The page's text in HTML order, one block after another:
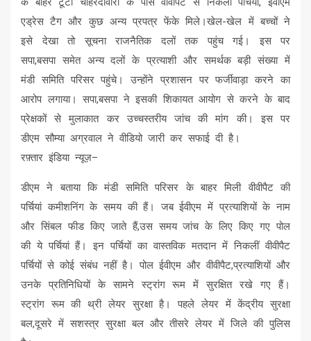
एड्रेस टैग और कुछ अन्‍य प्रपत्र फेंके मिले।खेल-खेल में बच्चों ने
इसे देखा तो सूचना राजनैतिक दलों तक पहुंच गई। इस पर
सपा,बसपा समेत अन्य दलों के प्रत्याशी और समर्थक बड़ी संख्या में
मंडी समिति परिसर पहुंचे। उन्‍होंने प्रशासन पर फर्जीवाड़ा करने का
आरोप लगाया। सपा,बसपा ने इसकी शिकायत आयोग से करने के बाद
प्रेक्षकों से मुलाकात कर उच्चस्तरीय जांच की मांग की। इस पर
डीएम सौम्या अग्रवाल ने वीडियो जारी कर सफाई दी है।
रफ़्तार इंडिया न्यूज़–
डीएम ने बताया कि मंडी समिति परिसर के बाहर मिली वीवीपैट की
पर्चियां कमीशनिंग के समय की हैं। जब ईवीएम में प्रत्याशियों के नाम
और सिंबल फीड किए जाते हैं,उस समय जांच के लिए किए गए पोल
की ये पर्चियां हैं। इन पर्चियों का वास्‍तविक मतदान में निकलीं वीवीपैट
पर्चियों से कोई संबंध नहीं है। पोल ईवीएम और वीवीपैट,प्रत्याशियों और
उनके प्रतिनिधियों के सामने स्ट्रांग रूम में सुरक्षित रखे गए हैं।
स्ट्रांग रूम की थ्री लेयर सुरक्षा है। पहले लेयर में केंद्रीय सुरक्षा
बल,दूसरे में सशस्त्र सुरक्षा बल और तीसरे लेयर में जिले की पुलिस